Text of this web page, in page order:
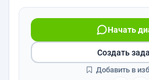
Начать
Создать
Добавить в